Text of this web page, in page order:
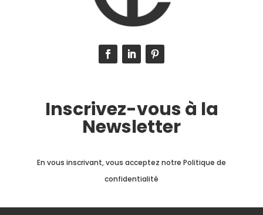
Inscrivez-vous à la
Newsletter
En vous inscrivant, vous acceptez notre Politique de
confidentialité